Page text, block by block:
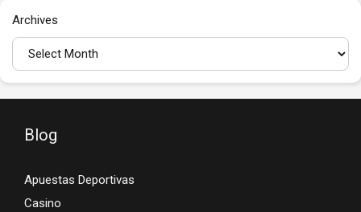
Archives
Blog
Apuestas Deportivas
Casino